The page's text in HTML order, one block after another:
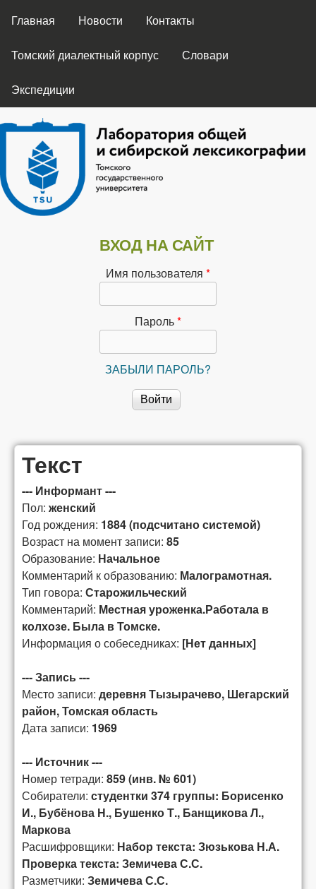
ГЛАВНОЕ МЕНЮ
Главная Новости Контакты
Томский диалектный корпус Словари
Экспедиции
Лаборатория
общей и
сибирской
лексикографии
ВХОД НА САЙТ
Имя пользователя *
Пароль*
ЗАБЫЛИ ПАРОЛЬ?
Текст
--- Информант ---
Пол: женский
Год рождения: 1884 (подсчитано системой)
Возраст на момент записи: 85
Образование: Начальное
Комментарий к образованию: Малограмотная.
Тип говора: Старожильческий
Комментарий: Местная уроженка.Работала в
колхозе. Была в Томске.
Информация о собеседниках: [Нет данных]
--- Запись ---
Место записи: деревня Тызырачево, Шегарский
район, Томская область
Дата записи: 1969
--- Источник ---
Номер тетради: 859 (инв. № 601)
Собиратели: студентки 374 группы: Борисенко
И., Бубёнова Н., Бушенко Т., Банщикова Л.,
Маркова
Расшифровщики: Набор текста: Зюзькова Н.А.
Проверка текста: Земичева С.С.
Разметчики: Земичева С.С.